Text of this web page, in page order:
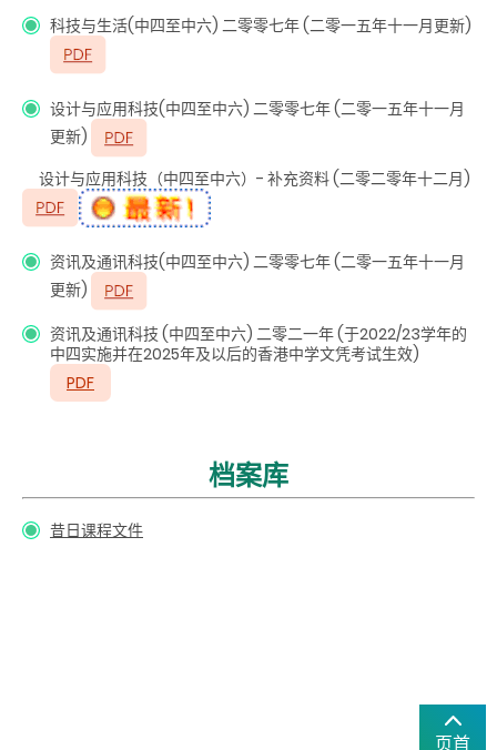
科技与生活(中四至中六) 二零零七年 (二零一五年十一月更新)
设计与应用科技(中四至中六) 二零零七年 (二零一五年十一月
更新)
设计与应用科技（中四至中六）- 补充资料 (二零二零年十二月)
资讯及通讯科技(中四至中六) 二零零七年 (二零一五年十一月
更新)
资讯及通讯科技 (中四至中六) 二零二一年 (于2022/23学年的
中四实施并在2025年及以后的香港中学文凭考试生效)
PDF
档案库
昔日课程文件
页首